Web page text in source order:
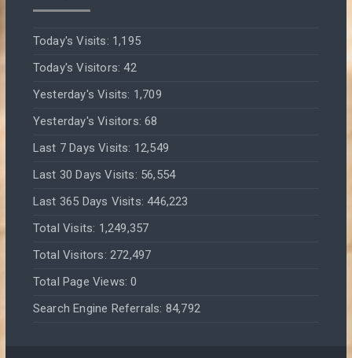
Today's Visits: 1,195
Today's Visitors:42
Yesterday's Visits: 1,709
Yesterday's Visitors:68
Last 7 Days Visits: 12,549
Last 30 Days Visits: 56,554
Last 365 Days Visits:446,223
Total Visits: 1,249,357
Total Visitors: 272,497
Total Page Views:0
Search Engine Referrals: 84,792